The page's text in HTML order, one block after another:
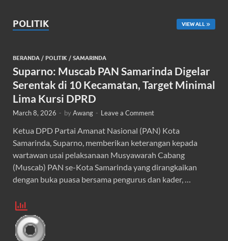
POLITIK VIEW ALL
BERANDA / POLITIK / SAMARINDA
Suparno: Muscab PAN Samarinda Digelar
Serentak di 10 Kecamatan, Target Minimal
Lima Kursi DPRD
March 8, 2026 - byAwang - Leave a Comment
Ketua DPD Partai Amanat Nasional (PAN) Kota
Samarinda, Suparno, memberikan keterangan kepada
wartawan usai pelaksanaan Musyawarah Cabang
(Muscab) PAN se-Kota Samarinda yang dirangkaikan
dengan buka puasa bersama pengurus dan kader, …